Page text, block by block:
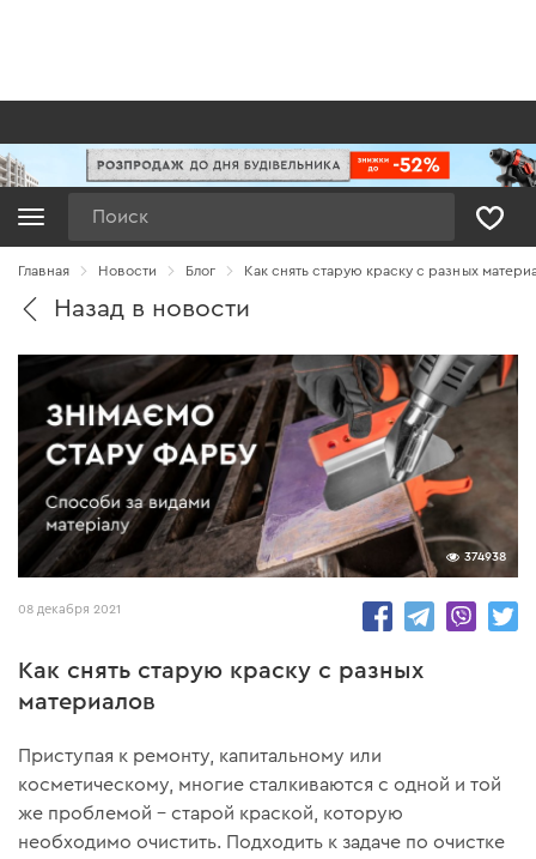
Главная Новости Блог Как снять старую краску с разных
Назад в новости
374938
08 декабря 2021
Как снять старую краску с разных
материалов
Приступая к ремонту, капитальному или
косметическому, многие сталкиваются с одной и той
же проблемой – старой краской, которую
необходимо очистить. Подходить к задаче по очистке